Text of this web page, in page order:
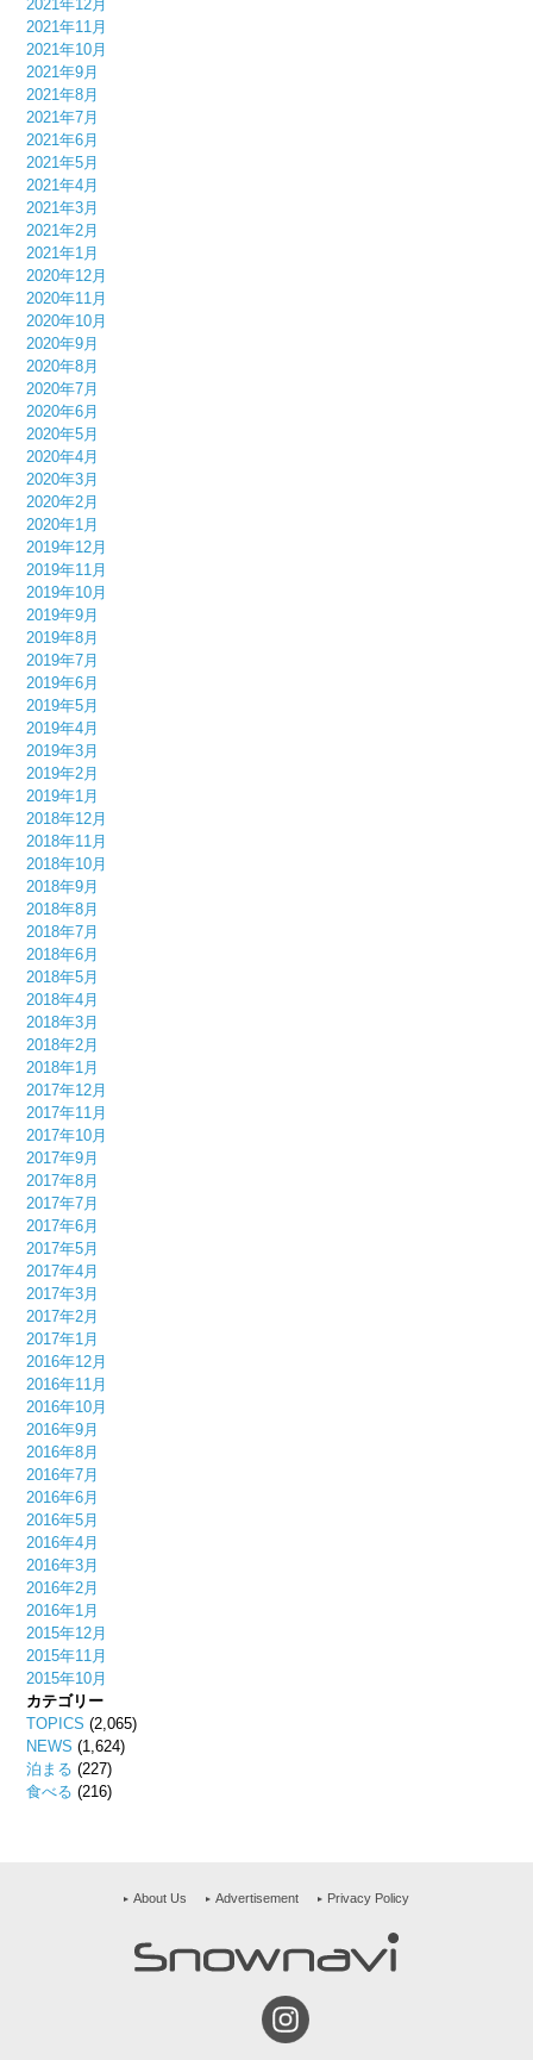
2021年12月
2021年11月
2021年10月
2021年9月
2021年8月
2021年7月
2021年6月
2021年5月
2021年4月
2021年3月
2021年2月
2021年1月
2020年12月
2020年11月
2020年10月
2020年9月
2020年8月
2020年7月
2020年6月
2020年5月
2020年4月
2020年3月
2020年2月
2020年1月
2019年12月
2019年11月
2019年10月
2019年9月
2019年8月
2019年7月
2019年6月
2019年5月
2019年4月
2019年3月
2019年2月
2019年1月
2018年12月
2018年11月
2018年10月
2018年9月
2018年8月
2018年7月
2018年6月
2018年5月
2018年4月
2018年3月
2018年2月
2018年1月
2017年12月
2017年11月
2017年10月
2017年9月
2017年8月
2017年7月
2017年6月
2017年5月
2017年4月
2017年3月
2017年2月
2017年1月
2016年12月
2016年11月
2016年10月
2016年9月
2016年8月
2016年7月
2016年6月
2016年5月
2016年4月
2016年3月
2016年2月
2016年1月
2015年12月
2015年11月
2015年10月
カテゴリー
TOPICS (2,065)
NEWS (1,624)
泊まる (227)
食べる (216)
About Us Advertisement Privacy Policy